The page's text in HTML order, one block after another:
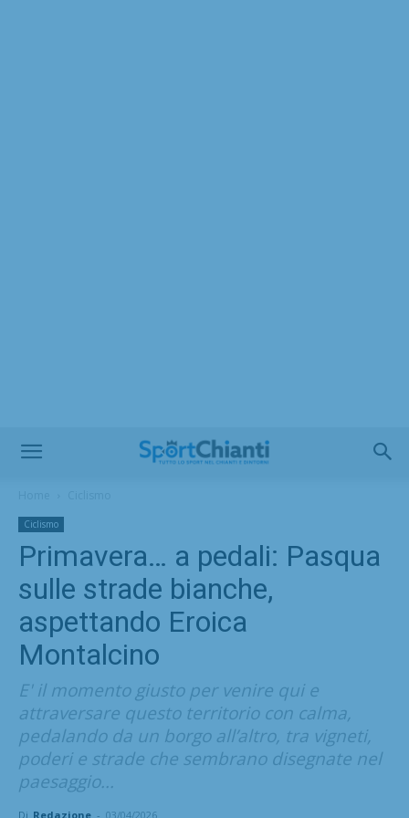
Ciclismo
Primavera… a pedali: Pasqua
sulle strade bianche,
aspettando Eroica
Montalcino
E' il momento giusto per venire qui e
attraversare questo territorio con calma,
pedalando da un borgo all’altro, tra vigneti,
poderi e strade che sembrano disegnate nel
paesaggio...
Di Redazione - 03/04/2026